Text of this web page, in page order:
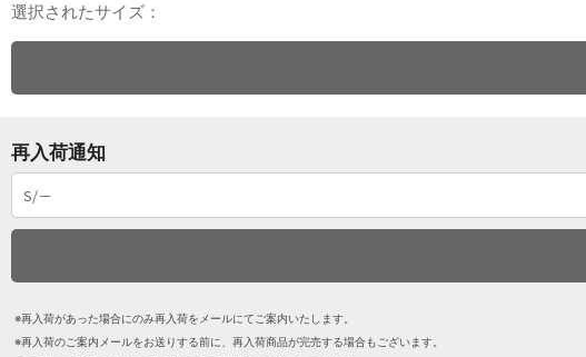
選択されたサイズ：
再入荷通知
※再入荷があった場合にのみ再入荷をメールにてご案内いたします。
※再入荷のご案内メールをお送りする前に、再入荷商品が完売する場合もございます。